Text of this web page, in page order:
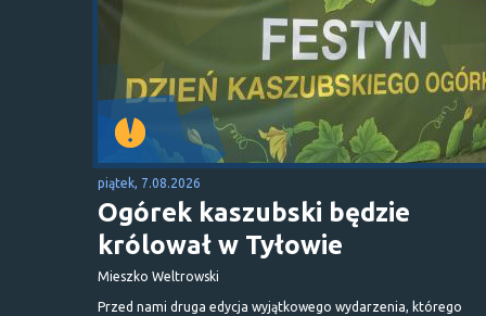
piątek, 7.08.2026
Ogórek kaszubski będzie
królował w Tyłowie
Mieszko Weltrowski
Przed nami druga edycja wyjątkowego wydarzenia, którego